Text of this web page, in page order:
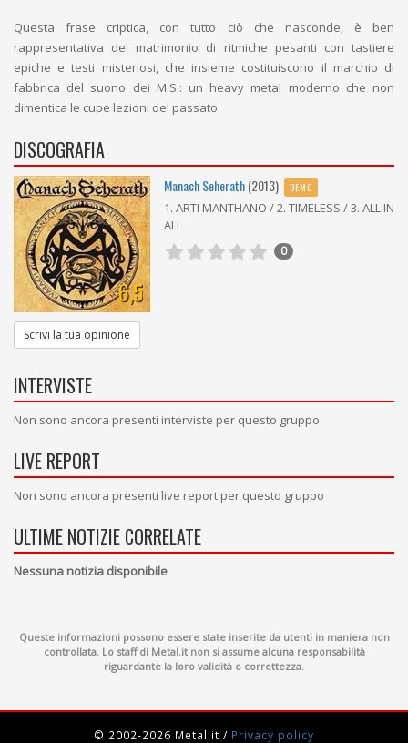
Questa frase criptica, con tutto ciò che nasconde, è ben
rappresentativa del matrimonio di ritmiche pesanti con tastiere
epiche e testi misteriosi, che insieme costituiscono il marchio di
fabbrica del suono dei M.S.: un heavy metal moderno che non
dimentica le cupe lezioni del passato.
DISCOGRAFIA
6,5
Manach Seherath(2013) DEMO
1. ARTI MANTHANO / 2. TIMELESS / 3. ALL IN
ALL
0
Scrivi la tua opinione
INTERVISTE
Non sono ancora presenti interviste per questo gruppo
LIVE REPORT
Non sono ancora presenti live report per questo gruppo
ULTIME NOTIZIE CORRELATE
Nessuna notizia disponibile
Queste informazioni possono essere state inserite da utenti in maniera non
controllata. Lo staff di Metal.it non si assume alcuna responsabilità
riguardante la loro validità o correttezza.
© 2002-2026 Metal.it / Privacy policy